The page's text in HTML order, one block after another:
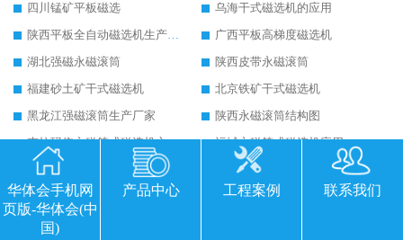
四川锰矿平板磁选
乌海干式磁选机的应用
陕西平板全自动磁选机生产厂家
广西平板高梯度磁选机
湖北强磁永磁滚筒
陕西皮带永磁滚筒
福建砂土矿干式磁选机
北京铁矿干式磁选机
黑龙江强磁滚筒生产厂家
陕西永磁滚筒结构图
克拉玛依永磁筒式磁选机主要技术参数
运城永磁筒式磁选机应用
河源精选钨精矿干式磁选机
江苏铁矿干式磁选机
朔州铁矿永磁筒式磁选机
四平永磁筒式磁选机
湖南平板磁选机厂家
华体会手机网
页版-华体会(中
国)
产品中心 工程案例 联系我们